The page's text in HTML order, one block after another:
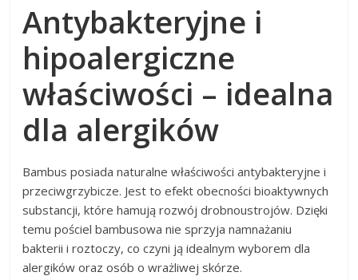
Antybakteryjne i
hipoalergiczne
właściwości – idealna
dla alergików
Bambus posiada naturalne właściwości antybakteryjne i
przeciwgrzybicze. Jest to efekt obecności bioaktywnych
substancji, które hamują rozwój drobnoustrojów. Dzięki
temu pościel bambusowa nie sprzyja namnażaniu
bakterii i roztoczy, co czyni ją idealnym wyborem dla
alergików oraz osób o wrażliwej skórze.